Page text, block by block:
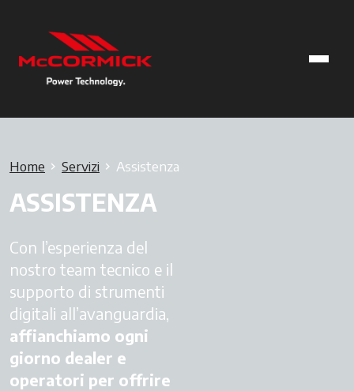
Home Servizi Assistenza
ASSISTENZA
Con l’esperienza del
nostro team tecnico e il
supporto di strumenti
digitali all’avanguardia,
affianchiamo ogni
giorno dealer e
operatori per offrire